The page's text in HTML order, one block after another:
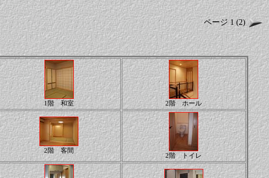
ページ 1 (2)
1階 和室 2階 ホール
2階 客間
2階 トイレ